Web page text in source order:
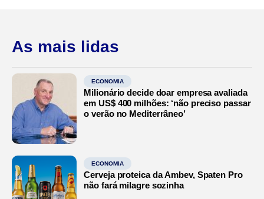
As mais lidas
ECONOMIA
Milionário decide doar empresa avaliada
em US$ 400 milhões: ‘não preciso passar
o verão no Mediterrâneo’
ECONOMIA
Cerveja proteica da Ambev, Spaten Pro
não fará milagre sozinha